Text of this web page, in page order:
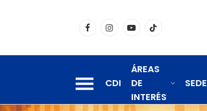
FacebookInstagramYouTubeTikTok
CDI
ÁREAS
DE
INTERÉS